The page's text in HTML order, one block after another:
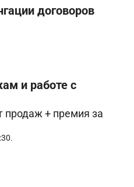
договоров
и работе с
продаж + премия за